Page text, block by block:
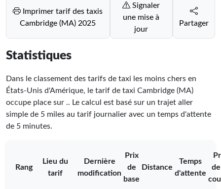
Cambridge (MA) 2025
Signaler
une mise à
jour
Partager
Statistiques
Dans le classement des tarifs de taxi les moins chers en
États-Unis d'Amérique, le tarif de taxi Cambridge (MA)
occupe place sur .. Le calcul est basé sur un trajet aller
simple de 5 miles au tarif journalier avec un temps d'attente
de 5 minutes.
Rang
Lieu du
tarif
Dernière
modification
Prix
de
base
Distance
Temps
d'attente